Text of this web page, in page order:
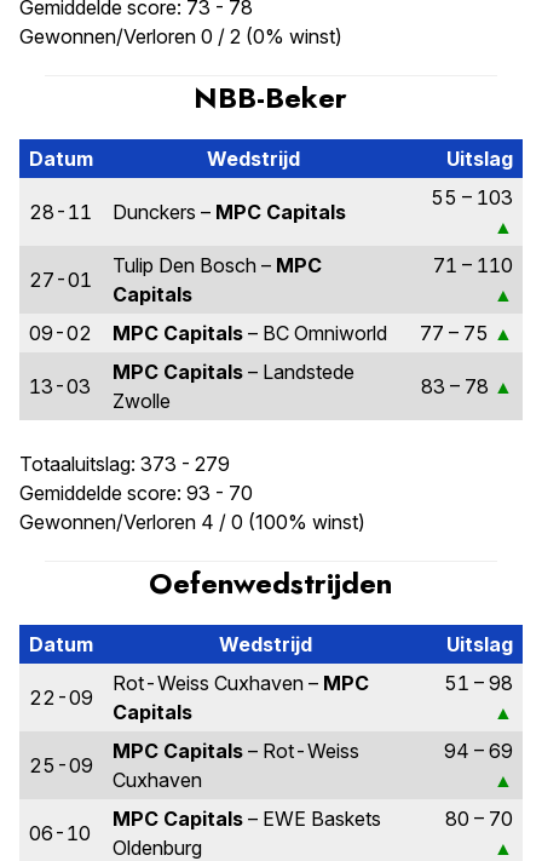
Gemiddelde score: 73 - 78
Gewonnen/Verloren 0 / 2 (0% winst)
NBB-Beker
Datum Wedstrijd Uitslag
28-11 Dunckers – MPC Capitals
55 – 103
27-01
Tulip Den Bosch – MPC
Capitals
71 – 110
09-02 MPC Capitals – BC Omniworld 77 – 75
13-03
MPC Capitals – Landstede
Zwolle
83 – 78
Totaaluitslag: 373 - 279
Gemiddelde score: 93 - 70
Gewonnen/Verloren 4 / 0 (100% winst)
Oefenwedstrijden
Datum Wedstrijd Uitslag
22-09
Rot-Weiss Cuxhaven – MPC
Capitals
51 – 98
25-09
MPC Capitals – Rot-Weiss
Cuxhaven
94 – 69
06-10
MPC Capitals – EWE Baskets
Oldenburg
80 – 70